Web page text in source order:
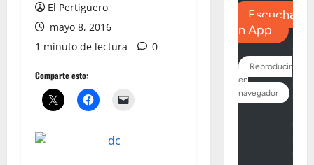
El Pertiguero
mayo 8, 2016
1 minuto de lectura
0
Comparte esto: